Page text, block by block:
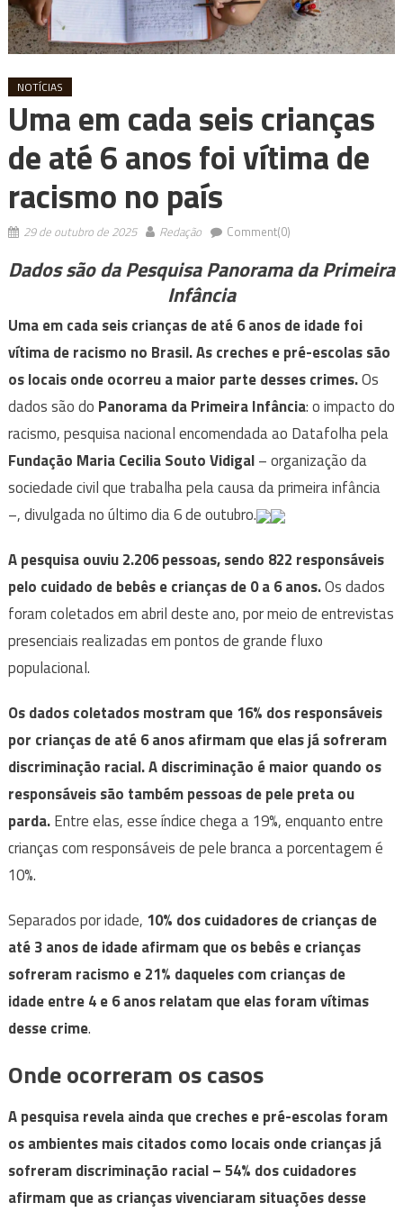
NOTÍCIAS
Uma em cada seis crianças
de até 6 anos foi vítima de
racismo no país
29 de outubro de 2025 Redação Comment(0)
Dados são da Pesquisa Panorama da Primeira
Infância
Uma em cada seis crianças de até 6 anos de idade foi
vítima de racismo no Brasil. As creches e pré-escolas são
os locais onde ocorreu a maior parte desses crimes.Os
dados são do Panorama da Primeira Infância: o impacto do
racismo, pesquisa nacional encomendada ao Datafolha pela
Fundação Maria Cecilia Souto Vidigal– organização da
sociedade civil que trabalha pela causa da primeira infância
–, divulgada no último dia 6 de outubro.
A pesquisa ouviu 2.206 pessoas, sendo 822 responsáveis
pelo cuidado de bebês e crianças de 0 a 6 anos.Os dados
foram coletados em abril deste ano, por meio de entrevistas
presenciais realizadas em pontos de grande fluxo
populacional.
Os dados coletados mostram que 16% dos responsáveis
por crianças de até 6 anos afirmam que elas já sofreram
discriminação racial. A discriminação é maior quando os
responsáveis são também pessoas de pele preta ou
parda.Entre elas, esse índice chega a 19%, enquanto entre
crianças com responsáveis de pele branca a porcentagem é
10%.
Separados por idade, 10% dos cuidadores de crianças de
até 3 anos de idade afirmam que os bebês e crianças
sofreram racismo e 21% daqueles com crianças de
idade entre 4 e 6 anos relatam que elas foram vítimas
desse crime.
Onde ocorreram os casos
A pesquisa revela ainda que creches e pré-escolas foram
os ambientes mais citados como locais onde crianças já
sofreram discriminação racial – 54% dos cuidadores
afirmam que as crianças vivenciaram situações desse